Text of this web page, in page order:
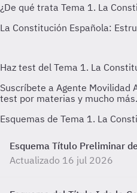
Esquemas de Tema 1. La
Esquema Título Preliminar
Actualizado 16 jul 2026